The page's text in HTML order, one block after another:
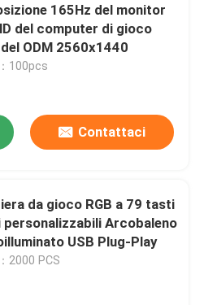
165Hz del monitor
del computer di gioco
del ODM 2560x1440
100pcs
Contattaci
da gioco RGB a 79 tasti
Arcobaleno
USB Plug-Play
2000 PCS